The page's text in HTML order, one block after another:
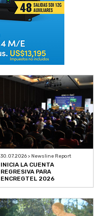
30.07.2026 > Newsline Report
INICIA LA CUENTA
REGRESIVA PARA
ENCREGTEL 2026